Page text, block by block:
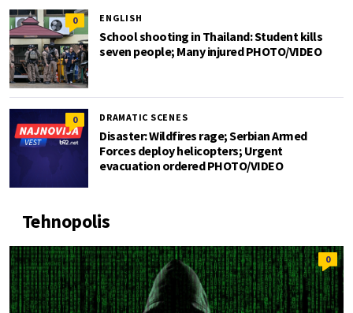
0 ENGLISH
School shooting in Thailand: Student kills
seven people; Many injured PHOTO/VIDEO
0 DRAMATIC SCENES
Disaster: Wildfires rage; Serbian Armed
Forces deploy helicopters; Urgent
evacuation ordered PHOTO/VIDEO
Tehnopolis
0